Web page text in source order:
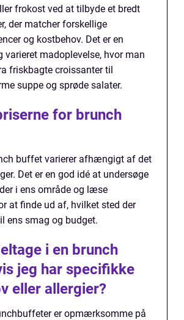
frokost ved at tilbyde et bredt
der matcher forskellige
og kostbehov. Det er en
varieret madoplevelse, hvor man
friskbagte croissanter til
suppe og sprøde salater.
for brunch
buffet varierer afhængigt af det
Det er en god idé at undersøge
i ens område og læse
at finde ud af, hvilket sted der
ens smag og budget.
i en brunch
jeg har specifikke
eller allergier?
er opmærksomme på